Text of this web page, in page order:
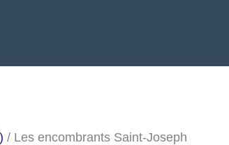
/ Les encombrants Saint-Joseph